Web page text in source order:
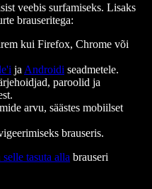
veebis surfamiseks. Lisaks
brauseritega:
kui Firefox, Chrome või
ja Androidi seadmetele.
paroolid ja
arvu, säästes mobiilset
brauseris.
selle tasuta alla brauseri